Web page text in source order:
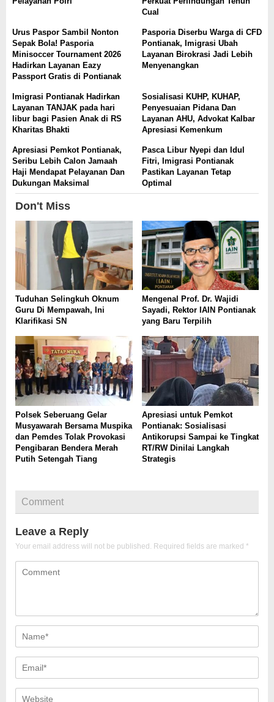
Cual
Urus Paspor Sambil Nonton
Sepak Bola! Pasporia
Minisoccer Tournament 2026
Hadirkan Layanan Eazy
Passport Gratis di Pontianak
Pasporia Diserbu Warga di CFD
Pontianak, Imigrasi Ubah
Layanan Birokrasi Jadi Lebih
Menyenangkan
Imigrasi Pontianak Hadirkan
Layanan TANJAK pada hari
libur bagi Pasien Anak di RS
Kharitas Bhakti
Sosialisasi KUHP, KUHAP,
Penyesuaian Pidana Dan
Layanan AHU, Advokat Kalbar
Apresiasi Kemenkum
Apresiasi Pemkot Pontianak,
Seribu Lebih Calon Jamaah
Haji Mendapat Pelayanan Dan
Dukungan Maksimal
Pasca Libur Nyepi dan Idul
Fitri, Imigrasi Pontianak
Pastikan Layanan Tetap
Optimal
Don't Miss
Tuduhan Selingkuh Oknum
Guru Di Mempawah, Ini
Klarifikasi SN
Mengenal Prof. Dr. Wajidi
Sayadi, Rektor IAIN Pontianak
yang Baru Terpilih
Polsek Seberuang Gelar
Musyawarah Bersama Muspika
dan Pemdes Tolak Provokasi
Pengibaran Bendera Merah
Putih Setengah Tiang
Apresiasi untuk Pemkot
Pontianak: Sosialisasi
Antikorupsi Sampai ke Tingkat
RT/RW Dinilai Langkah
Strategis
Comment
Leave a Reply
Your email address will not be published. Required fields are marked *